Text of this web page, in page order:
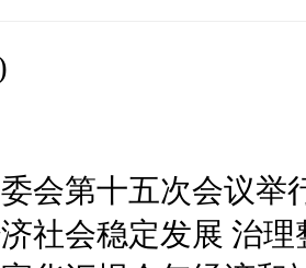
第十五次会议举
社会稳定发展 治